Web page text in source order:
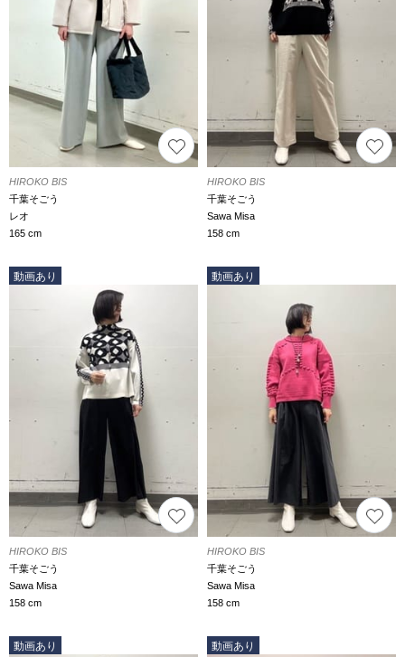
HIROKO BIS
千葉そごう
レオ
165 cm
HIROKO BIS
千葉そごう
Sawa Misa
158 cm
動画あり
HIROKO BIS
千葉そごう
Sawa Misa
158 cm
動画あり
HIROKO BIS
千葉そごう
Sawa Misa
158 cm
動画あり 動画あり